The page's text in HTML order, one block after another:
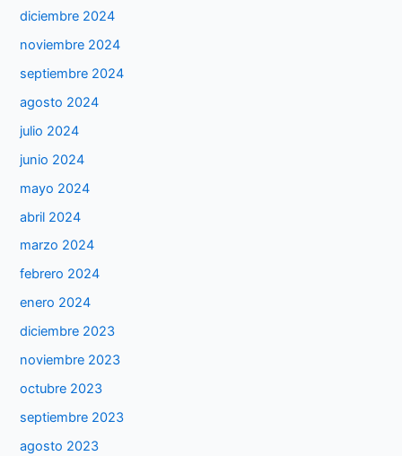
diciembre 2024
noviembre 2024
septiembre 2024
agosto 2024
julio 2024
junio 2024
mayo 2024
abril 2024
marzo 2024
febrero 2024
enero 2024
diciembre 2023
noviembre 2023
octubre 2023
septiembre 2023
agosto 2023